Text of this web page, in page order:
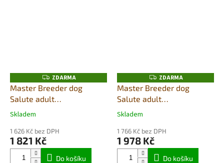
Z
D
A
R
ZDARMA
Master Breeder dog
Salute adult
jelen+kukuřice small 20kg
Průměrné
produktu
je
Skladem
1 626 Kč bez DPH
1 821 Kč
Do košíku
Z
D
A
R
ZDARMA
Master Breeder dog
Salute adult
ryba+brambor med/maxi
Průměrné
produktu
je
Skladem
1 766 Kč bez DPH
1 978 Kč
Do košíku